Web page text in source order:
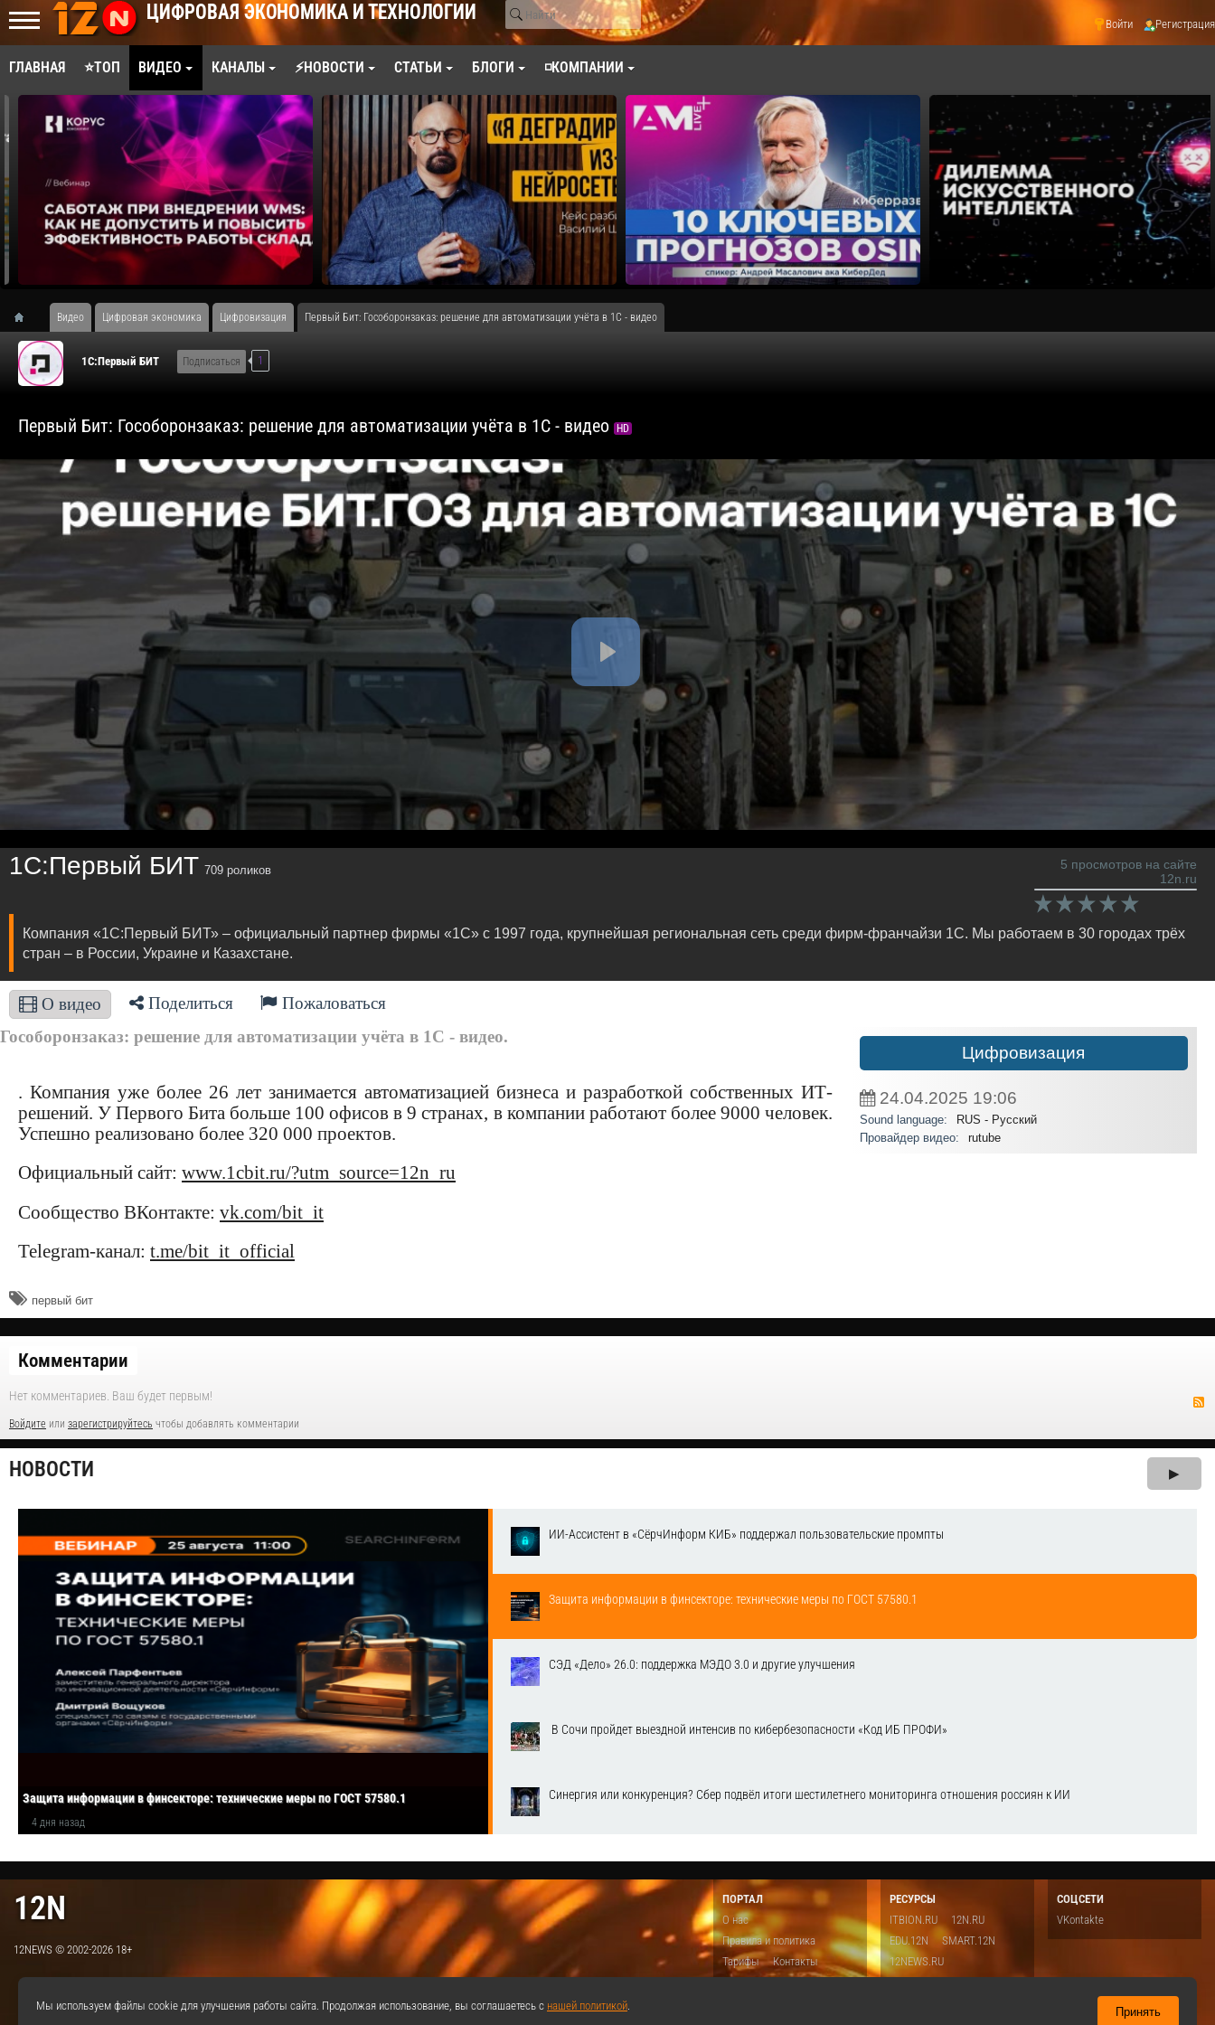
ЦИФРОВАЯ ЭКОНОМИКА И ТЕХНОЛОГИИ Войти Регистрация
ГЛАВНАЯ ⭐ТОП ВИДЕО КАНАЛЫ ⚡НОВОСТИ СТАТЬИ БЛОГИ ◽КОМПАНИИ
Видео Цифровая экономика Цифровизация Первый Бит: Гособоронзаказ: решение для автоматизации учёта в 1С - видео
1С:Первый БИТ Подписаться 1
Первый Бит: Гособоронзаказ: решение для автоматизации учёта в 1С - видео HD
1С:Первый БИТ 709 роликов
5 просмотров на сайте
12n.ru
Компания «1С:Первый БИТ» – официальный партнер фирмы «1С» с 1997 года, крупнейшая региональная сеть среди фирм-франчайзи 1С. Мы работаем в 30 городах трёх
стран – в России, Украине и Казахстане.
О видео Поделиться
Пожаловаться
Гособоронзаказ: решение для автоматизации учёта в 1С - видео.
. Компания уже более 26 лет занимается автоматизацией бизнеса и разработкой собственных ИТ-
решений. У Первого Бита больше 100 офисов в 9 странах, в компании работают более 9000 человек.
Успешно реализовано более 320 000 проектов.
Официальный сайт: www.1cbit.ru/?utm_source=12n_ru
Сообщество ВКонтакте: vk.com/bit_it
Telegram-канал: t.me/bit_it_official
​первый бит
Цифровизация
24.04.2025 19:06
Sound language:
RUS - Русский
Провайдер видео:
rutube
Комментарии
Нет комментариев. Ваш будет первым!
Войдите или зарегистрируйтесь чтобы добавлять комментарии
НОВОСТИ ▶
Защита информации в финсекторе: технические меры по ГОСТ 57580.1
4 дня назад
ИИ-Ассистент в «СёрчИнформ КИБ» поддержал пользовательские промпты
Защита информации в финсекторе: технические меры по ГОСТ 57580.1
СЭД «Дело» 26.0: поддержка МЭДО 3.0 и другие улучшения
​ В Сочи пройдет выездной интенсив по кибербезопасности «Код ИБ ПРОФИ»
Синергия или конкуренция? Сбер подвёл итоги шестилетнего мониторинга отношения россиян к ИИ
12N
12NEWS © 2002-2026 18+
ПОРТАЛ
О нас
Правила и политика
Тарифы
Контакты
РЕСУРСЫ
ITBION.RU
12N.RU
EDU.12N
SMART.12N
12NEWS.RU
СОЦСЕТИ
VKontakte
Мы используем файлы cookie для улучшения работы сайта. Продолжая использование, вы соглашаетесь с нашей политикой. Принять